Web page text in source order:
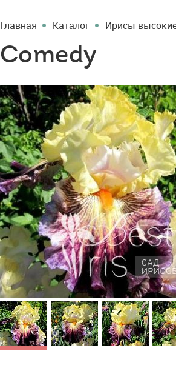
Главная Каталог Ирисы
Comedy
Comedy
Cosmic Melody
Blyth’16, M, 91. Кремово-
лимонные стандарты.
На фолах интересная
Brightline
Sutton'16,
Жёлтые